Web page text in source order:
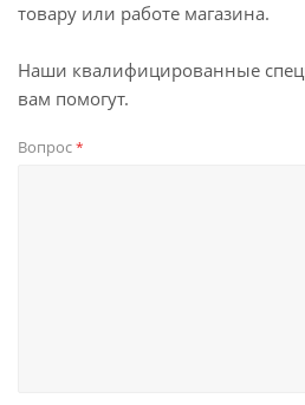
товару или работе магазина.
Наши квалифицированные
вам помогут.
Вопрос*